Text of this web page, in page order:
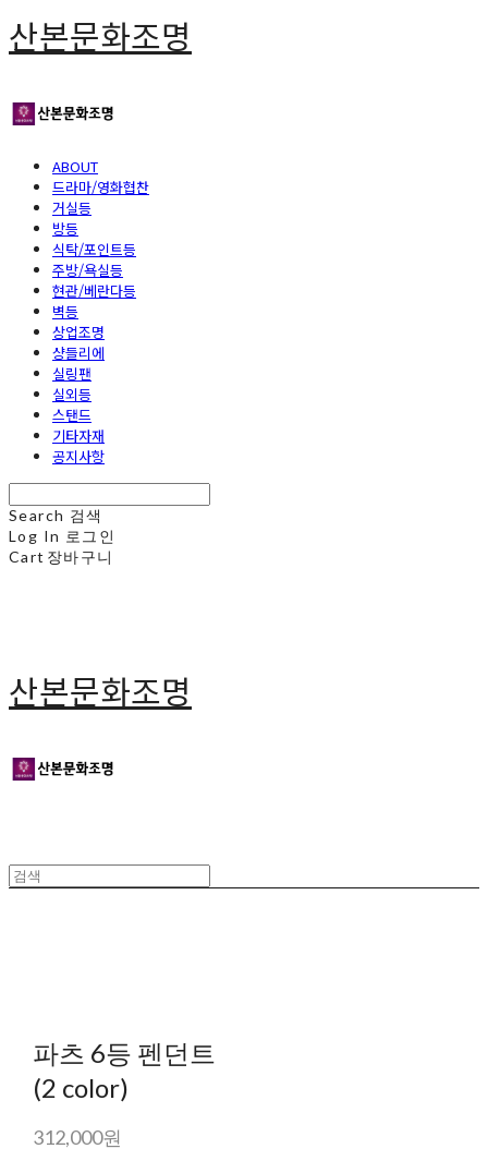
산본문화조명
ABOUT
드라마/영화협찬
거실등
방등
식탁/포인트등
주방/욕실등
현관/베란다등
벽등
상업조명
샹들리에
실링팬
실외등
스탠드
기타자재
공지사항
Search 검색
Log In 로그인
Cart 장바구니
산본문화조명
파츠 6등 펜던트
(2 color)
312,000원